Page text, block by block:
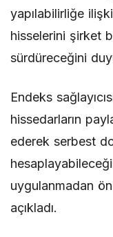
yapılabilirliğe
hisselerini şirket
sürdüreceğini
Endeks
hissedarların
ederek serbest
uygulanmadan
açıkladı.